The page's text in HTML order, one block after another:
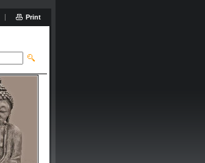
Print